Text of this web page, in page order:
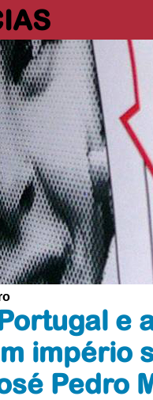
e
império
Pedro